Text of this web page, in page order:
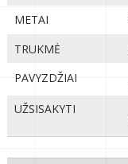
METAI
TRUKMĖ
PAVYZDŽIAI
UŽSISAKYTI